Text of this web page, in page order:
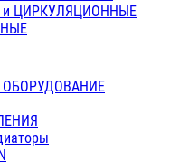
ЦИРКУЛЯЦИОННЫЕ